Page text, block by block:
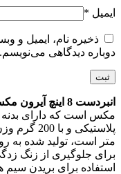
ایمیل *
ذخیره نام، ایمیل و
دوباره دیدگاهی می‌نویسم.
انبردست 8 اینچ آیرون مکس مدل YP08
مکس است که دارای بدنه
برای جلوگیری از زنگ
استفاده برای بریدن